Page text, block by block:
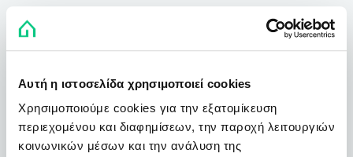
Αυτή η ιστοσελίδα χρησιμοποιεί cookies
Χρησιμοποιούμε cookies για την εξατομίκευση
περιεχομένου και διαφημίσεων, την παροχή λειτουργιών
κοινωνικών μέσων και την ανάλυση της